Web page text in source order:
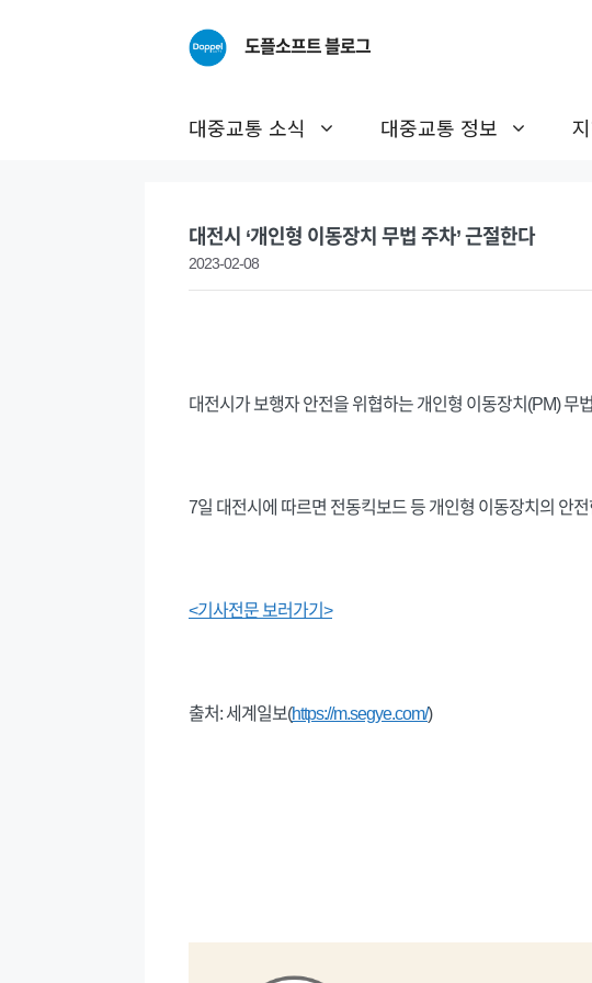
도플소프트 블로그
대중교통 소식 대중교통 정보
대전시 ‘개인형 이동장치 무법 주차’ 근절한다
2023-02-08
대전시가 보행자 안전을 위협하는 개인형 이동장치(PM) 무
7일 대전시에 따르면 전동킥보드 등 개인형 이동장치의 안
<기사전문 보러가기>
출처: 세계일보(https://m.segye.com/)